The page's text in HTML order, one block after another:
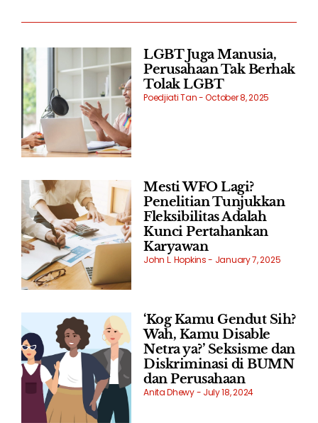
LGBT Juga Manusia,
Perusahaan Tak Berhak
Tolak LGBT
Poedjiati Tan October 8, 2025
Mesti WFO Lagi?
Penelitian Tunjukkan
Fleksibilitas Adalah
Kunci Pertahankan
Karyawan
John L. Hopkins January 7, 2025
‘Kog Kamu Gendut Sih?
Wah, Kamu Disable
Netra ya?’ Seksisme dan
Diskriminasi di BUMN
dan Perusahaan
Anita Dhewy July 18, 2024